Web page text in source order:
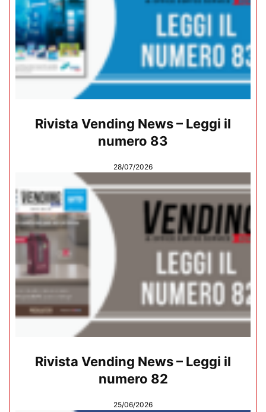
Rivista Vending News – Leggi il
numero 83
28/07/2026
Rivista Vending News – Leggi il
numero 82
25/06/2026